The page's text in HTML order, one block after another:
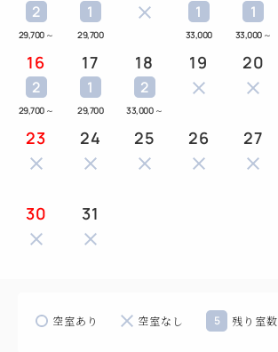
2
29,700 ～
1
29,700
1
33,000
1
33,000 ～
16
2
29,700 ～
17
1
29,700
18
2
33,000 ～
19 20
23 24 25 26 27
30 31
空室あり 空室なし 5 残り室数